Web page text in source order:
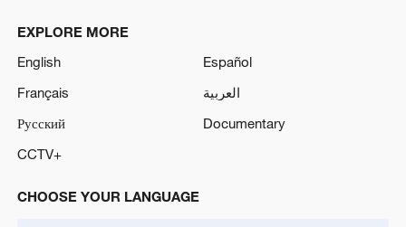
EXPLORE MORE
English
Español
Français
العربية
Русский
Documentary
CCTV+
CHOOSE YOUR LANGUAGE